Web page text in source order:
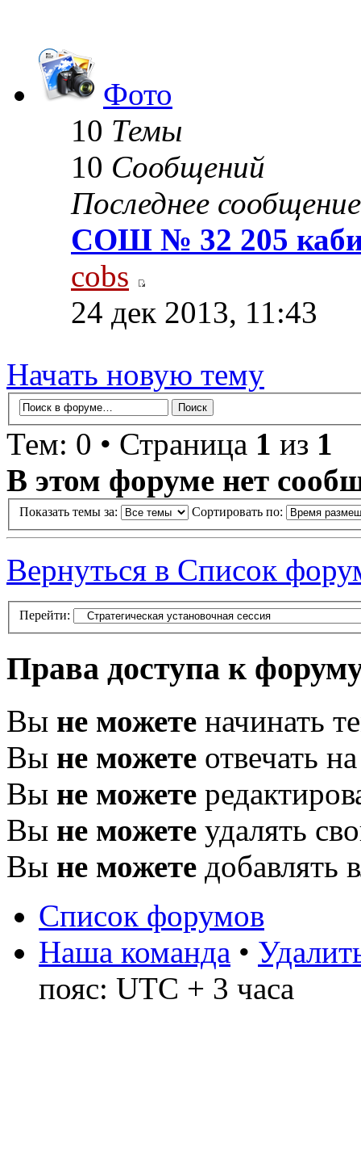
Фото
10 Темы
10 Сообщений
Последнее сообщение
СОШ № 32 205
cobs
24 дек 2013, 11:43
Начать новую тему
Тем: 0 • Страница 1 из 1
В этом форуме нет
Показать темы за: Сортировать по:
Вернуться в Список
Перейти:
Права доступа к
Вы не можете начинать
Вы не можете отвечать
Вы не можете
Вы не можете удалять
Вы не можете добавлять
Список форумов
Наша команда •
пояс: UTC + 3 часа